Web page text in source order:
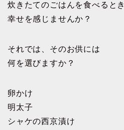
炊きたてのごはんを食べるとき
幸せを感じませんか？
それでは、そのお供には
何を選びますか？
卵かけ
明太子
シャケの西京漬け